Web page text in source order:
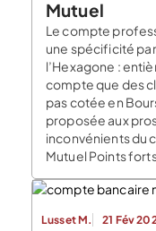
Mutuel
Le compte
une spécificité
l’Hexagone :
compte que des
pas cotée en
proposée aux
inconvénients du
Mutuel Points
Lusset M. 21 Fév